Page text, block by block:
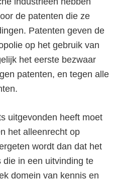
de patenten die ze
Patenten geven de
op het gebruik van
het eerste bezwaar
patenten, en tegen alle
uitgevonden heeft moet
het alleenrecht op
wordt dan dat het
in een uitvinding te
domein van kennis en